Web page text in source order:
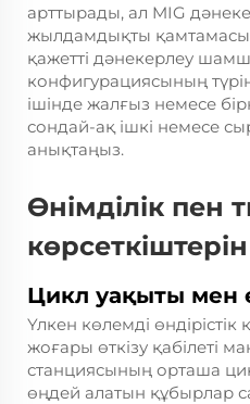
арттырады, ал MIG
жылдамдықты
қажетті дәнекерлеу
конфигурациясының
ішінде жалғыз немесе
сондай-ақ ішкі немесе
анықтаңыз.
Өнімділік пен
Цикл уақыты мен
Үлкен көлемді
жоғары өткізу қабілеті
станциясының орташа
өңдей алатын құбырлар